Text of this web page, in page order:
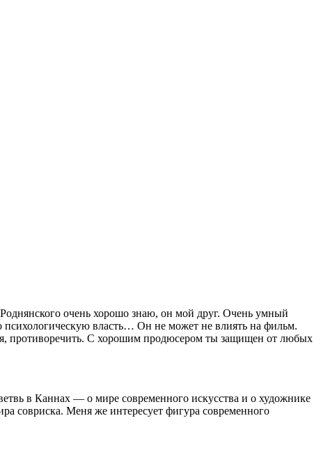
очень хорошо знаю, он мой друг. Очень умный
власть… Он не может не влиять на фильм.
противоречить. С хорошим продюсером ты защищен от любых
в Каннах — о мире современного искусства и о художнике
совриска. Меня же интересует фигура современного